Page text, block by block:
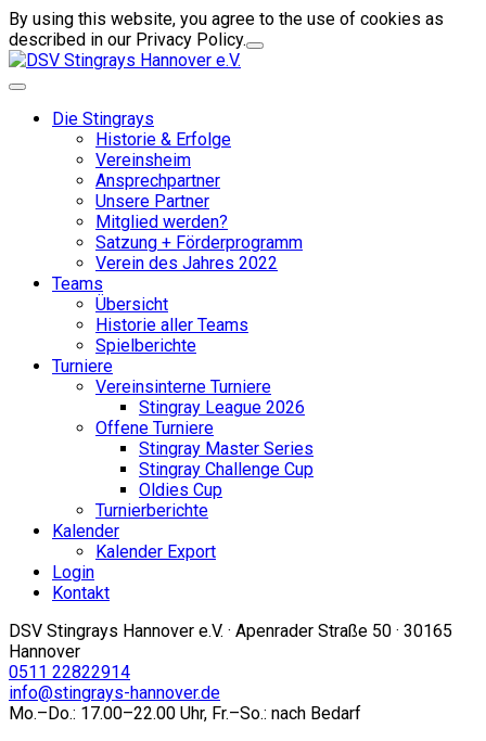
By using this website, you agree to the use of cookies as
described in our Privacy Policy.
Die Stingrays
Historie & Erfolge
Vereinsheim
Ansprechpartner
Unsere Partner
Mitglied werden?
Satzung + Förderprogramm
Verein des Jahres 2022
Teams
Übersicht
Historie aller Teams
Spielberichte
Turniere
Vereinsinterne Turniere
Stingray League 2026
Offene Turniere
Stingray Master Series
Stingray Challenge Cup
Oldies Cup
Turnierberichte
Kalender
Kalender Export
Login
Kontakt
DSV Stingrays Hannover e.V. · Apenrader Straße 50 · 30165
Hannover
0511 22822914
info@stingrays-hannover.de
Mo.–Do.: 17.00–22.00 Uhr, Fr.–So.: nach Bedarf